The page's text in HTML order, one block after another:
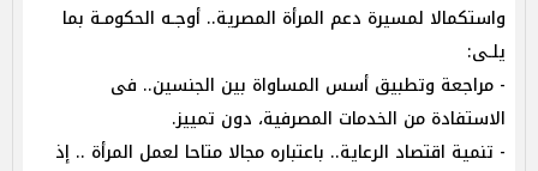
واستكمالا لمسيرة دعم المرأة المصرية.. أوجـه الحكومـة بما
يلـى:
- مراجعة وتطبيق أسس المساواة بين الجنسين.. فى
الاستفادة من الخدمات المصرفية، دون تمييز.
- تنمية اقتصاد الرعاية.. باعتباره مجالا متاحا لعمل المرأة .. إذ